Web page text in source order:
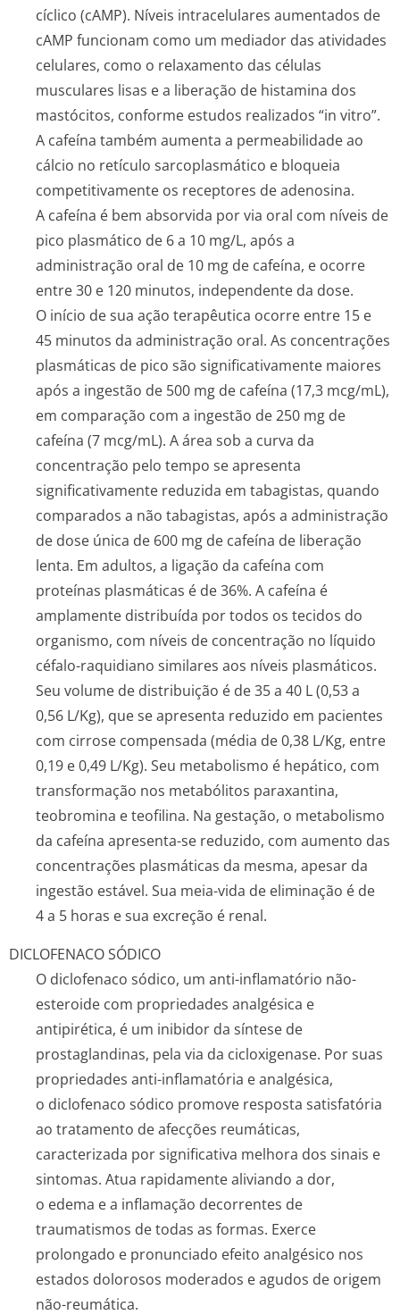
cíclico (cAMP). Níveis intracelulares aumentados de
cAMP funcionam como um mediador das atividades
celulares, como o relaxamento das células
musculares lisas e a liberação de histamina dos
mastócitos, conforme estudos realizados “in vitro”.
A cafeína também aumenta a permeabilidade ao
cálcio no retículo sarcoplasmático e bloqueia
competitivamente os receptores de adenosina.
A cafeína é bem absorvida por via oral com níveis de
pico plasmático de 6 a 10 mg/L, após a
administração oral de 10 mg de cafeína, e ocorre
entre 30 e 120 minutos, independente da dose.
O início de sua ação terapêutica ocorre entre 15 e
45 minutos da administração oral. As concentrações
plasmáticas de pico são significativamente maiores
após a ingestão de 500 mg de cafeína (17,3 mcg/mL),
em comparação com a ingestão de 250 mg de
cafeína (7 mcg/mL). A área sob a curva da
concentração pelo tempo se apresenta
significativamente reduzida em tabagistas, quando
comparados a não tabagistas, após a administração
de dose única de 600 mg de cafeína de liberação
lenta. Em adultos, a ligação da cafeína com
proteínas plasmáticas é de 36%. A cafeína é
amplamente distribuída por todos os tecidos do
organismo, com níveis de concentração no líquido
céfalo-raquidiano similares aos níveis plasmáticos.
Seu volume de distribuição é de 35 a 40 L (0,53 a
0,56 L/Kg), que se apresenta reduzido em pacientes
com cirrose compensada (média de 0,38 L/Kg, entre
0,19 e 0,49 L/Kg). Seu metabolismo é hepático, com
transformação nos metabólitos paraxantina,
teobromina e teofilina. Na gestação, o metabolismo
da cafeína apresenta-se reduzido, com aumento das
concentrações plasmáticas da mesma, apesar da
ingestão estável. Sua meia-vida de eliminação é de
4 a 5 horas e sua excreção é renal.
DICLOFENACO SÓDICO
O diclofenaco sódico, um anti-inflamatório não-
esteroide com propriedades analgésica e
antipirética, é um inibidor da síntese de
prostaglandinas, pela via da cicloxigenase. Por suas
propriedades anti-inflamatória e analgésica,
o diclofenaco sódico promove resposta satisfatória
ao tratamento de afecções reumáticas,
caracterizada por significativa melhora dos sinais e
sintomas. Atua rapidamente aliviando a dor,
o edema e a inflamação decorrentes de
traumatismos de todas as formas. Exerce
prolongado e pronunciado efeito analgésico nos
estados dolorosos moderados e agudos de origem
não-reumática.